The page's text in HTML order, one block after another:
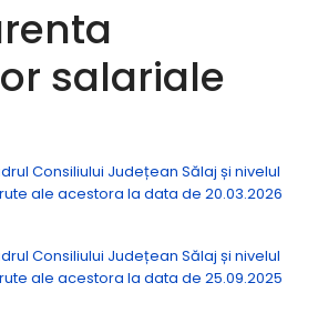
salariale
Consiliului Județean Sălaj și nivelul
ale acestora la data de 20.03.2026
Consiliului Județean Sălaj și nivelul
ale acestora la data de 25.09.2025